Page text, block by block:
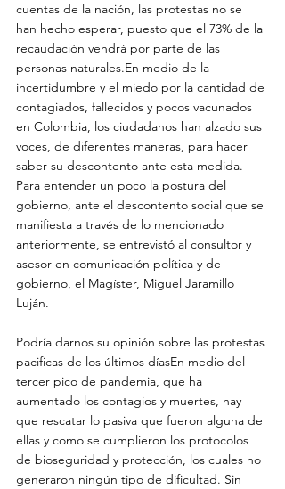
cuentas de la nación, las protestas no se
han hecho esperar, puesto que el 73% de la
recaudación vendrá por parte de las
personas naturales.En medio de la
incertidumbre y el miedo por la cantidad de
contagiados, fallecidos y pocos vacunados
en Colombia, los ciudadanos han alzado sus
voces, de diferentes maneras, para hacer
saber su descontento ante esta medida.
Para entender un poco la postura del
gobierno, ante el descontento social que se
manifiesta a través de lo mencionado
anteriormente, se entrevistó al consultor y
asesor en comunicación política y de
gobierno, el Magíster, Miguel Jaramillo
Luján.
Podría darnos su opinión sobre las protestas
pacificas de los últimos díasEn medio del
tercer pico de pandemia, que ha
aumentado los contagios y muertes, hay
que rescatar lo pasiva que fueron alguna de
ellas y como se cumplieron los protocolos
de bioseguridad y protección, los cuales no
generaron ningún tipo de dificultad. Sin